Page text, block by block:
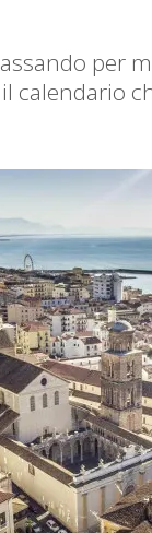
per
calendario